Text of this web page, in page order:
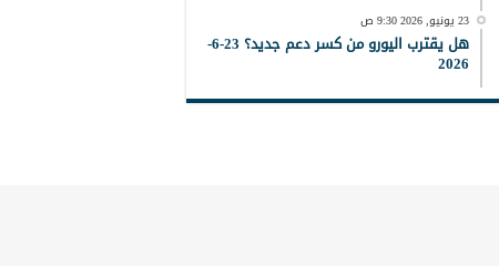
23 يونيو, 2026 9:30 ص
هل يقترب اليورو من كسر دعم جديد؟ 23-6-
2026